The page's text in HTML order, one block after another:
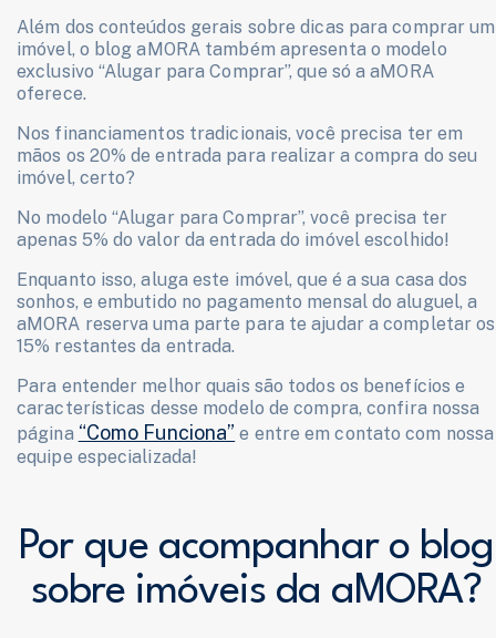
Além dos conteúdos gerais sobre dicas para comprar um
imóvel, o blog aMORA também apresenta o modelo
exclusivo “Alugar para Comprar”, que só a aMORA
oferece.
Nos financiamentos tradicionais, você precisa ter em
mãos os 20% de entrada para realizar a compra do seu
imóvel, certo?
No modelo “Alugar para Comprar”, você precisa ter
apenas 5% do valor da entrada do imóvel escolhido!
Enquanto isso, aluga este imóvel, que é a sua casa dos
sonhos, e embutido no pagamento mensal do aluguel, a
aMORA reserva uma parte para te ajudar a completar os
15% restantes da entrada.
Para entender melhor quais são todos os benefícios e
características desse modelo de compra, confira nossa
página “Como Funciona” e entre em contato com nossa
equipe especializada!
Por que acompanhar o blog
sobre imóveis da aMORA?